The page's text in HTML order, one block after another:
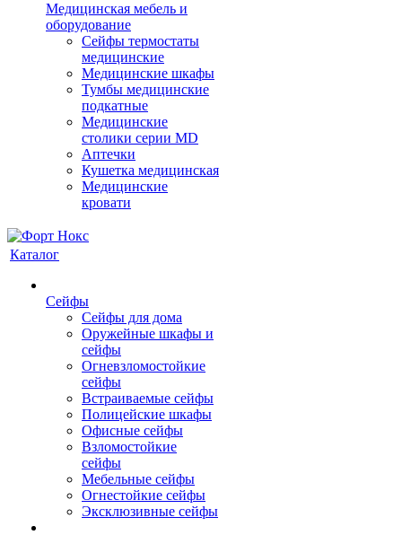
Медицинская мебель и
оборудование
Сейфы термостаты
медицинские
Медицинские шкафы
Тумбы медицинские
подкатные
Медицинские
столики серии MD
Аптечки
Кушетка медицинская
Медицинские
кровати
Каталог
Сейфы
Сейфы для дома
Оружейные шкафы и
сейфы
Огневзломостойкие
сейфы
Встраиваемые сейфы
Полицейские шкафы
Офисные сейфы
Взломостойкие
сейфы
Мебельные сейфы
Огнестойкие сейфы
Эксклюзивные сейфы